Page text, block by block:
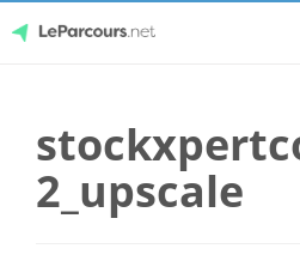
content
2_upscale